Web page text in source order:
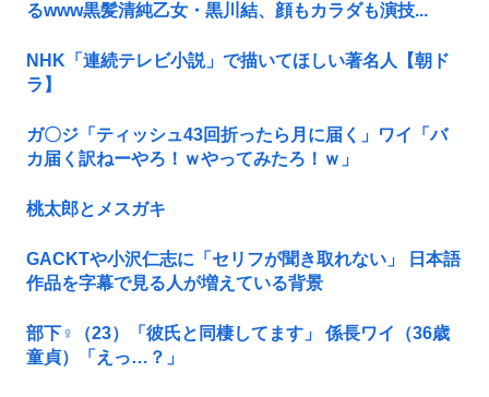
るwww黒髪清純乙女・黒川結、顔もカラダも演技...
NHK「連続テレビ小説」で描いてほしい著名人【朝ド
ラ】
ガ〇ジ「ティッシュ43回折ったら月に届く」ワイ「バ
カ届く訳ねーやろ！ｗやってみたろ！ｗ」
桃太郎とメスガキ
GACKTや小沢仁志に「セリフが聞き取れない」 日本語
作品を字幕で見る人が増えている背景
部下♀（23）「彼氏と同棲してます」 係長ワイ（36歳
童貞）「えっ…？」